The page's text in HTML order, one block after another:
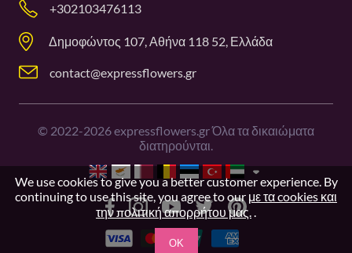
+302103476113
Δημοφώντος 107, Αθήνα 118 52, Ελλάδα
contact@expressflowers.gr
© 2022-2026expressflowers.gr Όλα τα δικαιώματα
διατηρούνται.
We use cookies to give you a better customer experience. By
continuing to use this site, you agree to our με τα cookies και
την πολιτική απορρήτου μας..
OK